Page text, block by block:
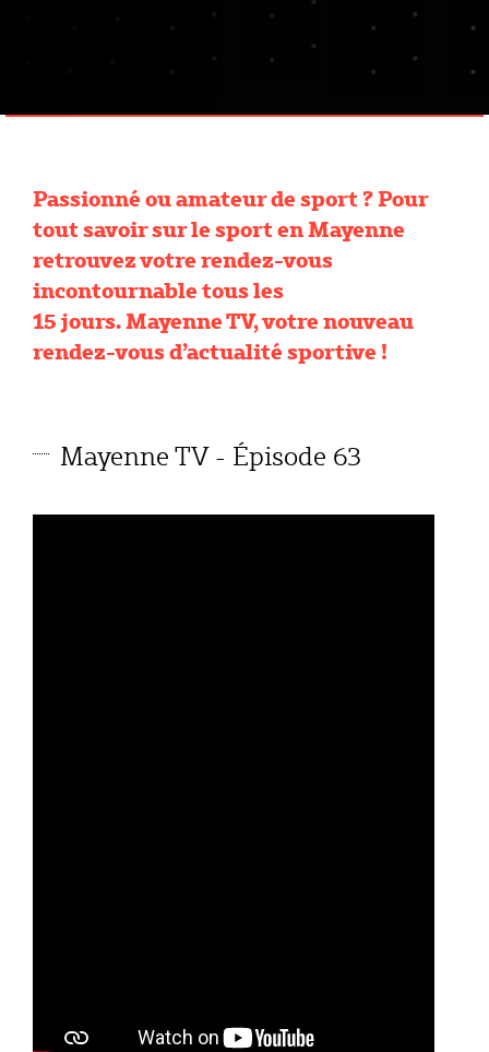
Passionné ou amateur de sport ? Pour
tout savoir sur le sport en Mayenne
retrouvez votre rendez-vous
incontournable tous les
15 jours. Mayenne TV, votre nouveau
rendez-vous d’actualité sportive !
Mayenne TV - Épisode 63